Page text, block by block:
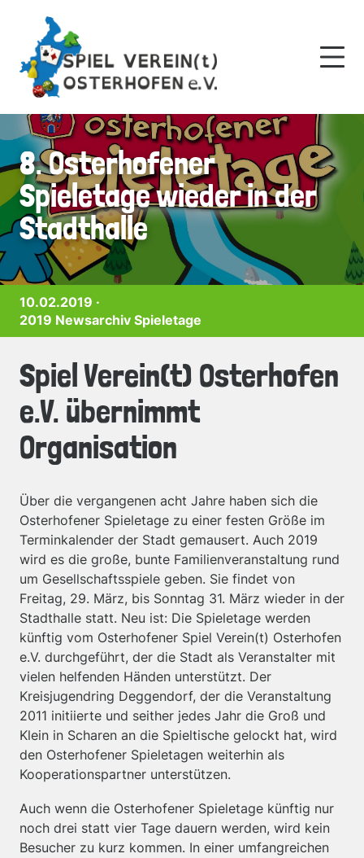
content
8. Osterhofener
Spieletage wieder in der
Stadthalle
10.02.2019 ·
2019 Newsarchiv Spieletage
Spiel Verein(t) Osterhofen
e.V. übernimmt
Organisation
Über die vergangenen acht Jahre haben sich die
Osterhofener Spieletage zu einer festen Größe im
Terminkalender der Stadt gemausert. Auch 2019
wird es die große, bunte Familienveranstaltung rund
um Gesellschaftsspiele geben. Sie findet von
Freitag, 29. März, bis Sonntag 31. März wieder in der
Stadthalle statt. Neu ist: Die Spieletage werden
künftig vom Osterhofener Spiel Verein(t) Osterhofen
e.V. durchgeführt, der die Stadt als Veranstalter mit
vielen helfenden Händen unterstützt. Der
Kreisjugendring Deggendorf, der die Veranstaltung
2011 initiierte und seither jedes Jahr die Groß und
Klein in Scharen an die Spieltische gelockt hat, wird
den Osterhofener Spieletagen weiterhin als
Kooperationspartner unterstützen.
Auch wenn die Osterhofener Spieletage künftig nur
noch drei statt vier Tage dauern werden, wird kein
Besucher zu kurz kommen. In einer umfangreichen